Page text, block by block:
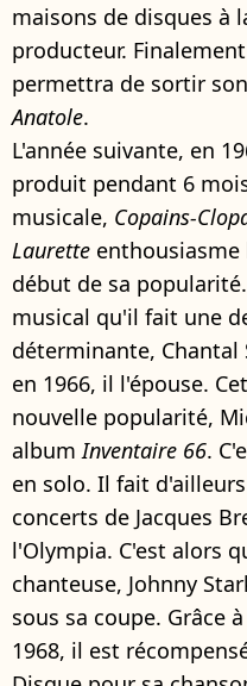
maisons de disques à
producteur.
permettra de sortir
Anatole.
L'année suivante, en
produit pendant 6
musicale, Copains-
Laurette
début de sa
musical qu'il fait une
déterminante, Chantal
en 1966, il l'épouse.
nouvelle popularité,
album Inventaire 66.
en solo. Il fait
concerts de Jacques
l'Olympia. C'est alors
chanteuse, Johnny
sous sa coupe. Grâce
1968, il est